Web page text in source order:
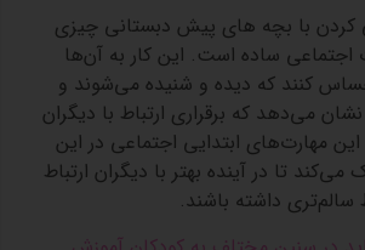
کردن با بچه های پیش دبستانی چیزی
اجتماعی ساده است. این کار به آن‌ها
کنند که دیده و شنیده می‌شوند و
می‌دهد که برقراری ارتباط با دیگران
مهارت‌های ابتدایی اجتماعی در این
تا در آینده بهتر با دیگران ارتباط
سالم‌تری داشته باشند.